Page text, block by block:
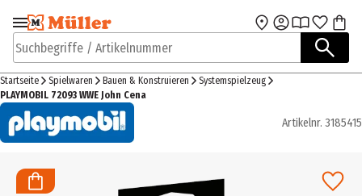
Zur Navigation
springen
Zum Hauptinhalt
Suchbegriffe / Artikelnummer
Startseite Spielwaren Bauen & Konstruieren
Systemspielzeug
PLAYMOBIL 72093 WWE John Cena
Artikelnr. 3185415